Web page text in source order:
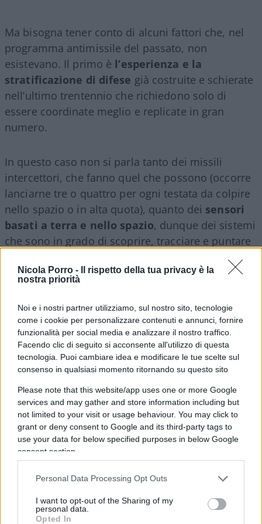
Nicola Porro -
Il rispetto della tua privacy è la
nostra priorità
Noi e i nostri partner utilizziamo, sul nostro sito, tecnologie
come i cookie per personalizzare contenuti e annunci, fornire
funzionalità per social media e analizzare il nostro traffico.
Facendo clic di seguito si acconsente all'utilizzo di questa
tecnologia. Puoi cambiare idea e modificare le tue scelte sul
consenso in qualsiasi momento ritornando su questo sito
Please note that this website/app uses one or more Google
services and may gather and store information including but
not limited to your visit or usage behaviour. You may click to
grant or deny consent to Google and its third-party tags to
use your data for below specified purposes in below Google
consent section.
Personal Data Processing Opt Outs
I want to opt-out of the Sharing of my
personal data.
Opted In
Ma bisogna tener conto di alcuni fattori che, nel
programma antimissile del passato, non
esistevano. Il primo è l’esperienza e la
stratificazione di difese già costruite e schierate
nell’ultimo trentennio che richiedono solo di
essere coordinate meglio e replicate in gran
numero.
In questo caso non si parla tanto dei missili
intercettori, che fanno quel che possono (occorre
lanciarne tre o quattro per ogni testata da colpire
nello spazio o in alta quota), quanto dei sensori
basati a terra e nello spazio, dunque dei sistemi
che sono in grado di scoprire, tracciare e puntare
Secondo quanto dichiarato il 20 maggio in
conferenza stampa, i sensori esistenti e di nuova
generazione saranno integrati nel sistema.
Il secondo fattore è la nuova tecnologia
emergente: l’Intelligenza Artificiale. Dietro ogni
dichiarazione ottimista, infatti, si cela un progetto
che èpotenzialmente rivoluzionario.
Nell’ambito della difesa anti-missile, la rivoluzione
che si è sempre cercata è quella che permette di
ribaltare i rapporti costi-benefici a favore della
l’offesa: produrre missili costa meno e richiede
molto meno tempo rispetto alla costruzione di
difese anti-missile efficaci.